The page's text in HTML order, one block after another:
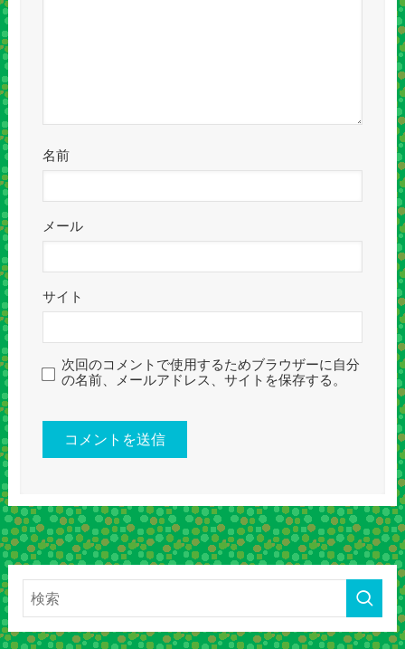
名前
メール
サイト
次回のコメントで使用するためブラウザーに自分
の名前、メールアドレス、サイトを保存する。